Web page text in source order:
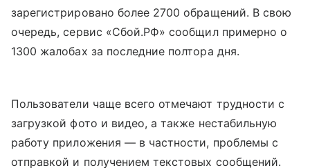
зарегистрировано более 2700 обращений. В свою
очередь, сервис «Сбой.РФ» сообщил примерно о
1300 жалобах за последние полтора дня.
Пользователи чаще всего отмечают трудности с
загрузкой фото и видео, а также нестабильную
работу приложения — в частности, проблемы с
отправкой и получением текстовых сообщений.